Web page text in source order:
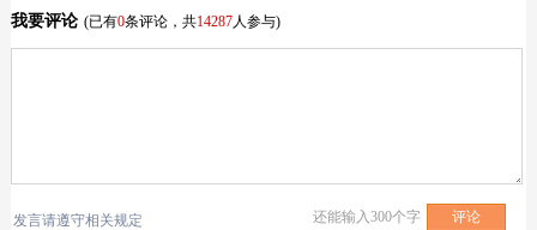
我要评论 (已有0条评论，共14287人参与)
发言请遵守相关规定 还能输入300个字